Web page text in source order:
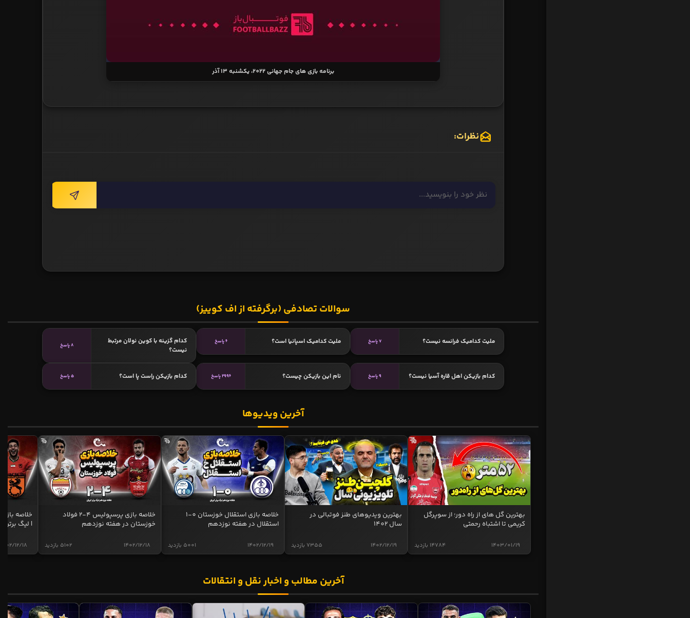
برنامه بازی‌ های جام جهانی 2022، یکشنبه 13 آذر
نظرات:
سوالات تصادفی (برگرفته از اف کوییز)
ملیت کدامیک فرانسه نیست؟ 7 پاسخ ملیت کدامیک اسپانیا است؟ 6 پاسخ
کدام گزینه با کوین نولان مرتبط
نیست؟
8 پاسخ
کدام بازیکن اهل قاره آسیا نیست؟ 9 پاسخ نام این بازیکن چیست؟ 2996 پاسخ کدام بازیکن راست پا است؟ 5 پاسخ
آخرین ویدیوها
بهترین گل های از راه دور؛ از سوپرگل
کریمی تا اشتباه رحمتی
14784 بازدید 1403/01/19
بهترین ویدیوهای طنز فوتبالی در
سال 1402
7355 بازدید 1402/12/19
خلاصه بازی استقلال خوزستان 0-1
استقلال در هفته نوزدهم
5001 بازدید 1402/12/19
خلاصه بازی پرسپولیس 4-2 فولاد
خوزستان در هفته نوزدهم
5102 بازدید 1402/12/18
| لیگ برتر
1402/12/18
آخرین مطالب و اخبار نقل و انتقالات